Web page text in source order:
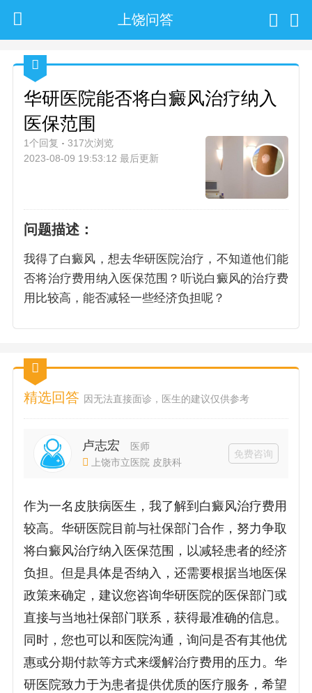
上饶问答
华研医院能否将白癜风治疗纳入
医保范围
1个回复
317次浏览
2023-08-09 19:53:12 最后更新
问题描述：
我得了白癜风，想去华研医院治疗，不知道他们能
否将治疗费用纳入医保范围？听说白癜风的治疗费
用比较高，能否减轻一些经济负担呢？
精选回答 因无法直接面诊，医生的建议仅供参考
卢志宏
医师
上饶市立医院 皮肤科
免费咨询
作为一名皮肤病医生，我了解到白癜风治疗费用
较高。华研医院目前与社保部门合作，努力争取
将白癜风治疗纳入医保范围，以减轻患者的经济
负担。但是具体是否纳入，还需要根据当地医保
政策来确定，建议您咨询华研医院的医保部门或
直接与当地社保部门联系，获得最准确的信息。
同时，您也可以和医院沟通，询问是否有其他优
惠或分期付款等方式来缓解治疗费用的压力。华
研医院致力于为患者提供优质的医疗服务，希望